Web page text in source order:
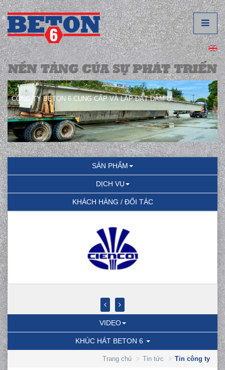
CÔNG TY BETON 6 CUNG CẤP VÀ LẮP ĐẶT DẦM U.
SẢN PHẨM
DỊCH VỤ
KHÁCH HÀNG / ĐỐI TÁC
VIDEO
KHÚC HÁT BETON 6
Trang chủ Tin tức Tin công ty